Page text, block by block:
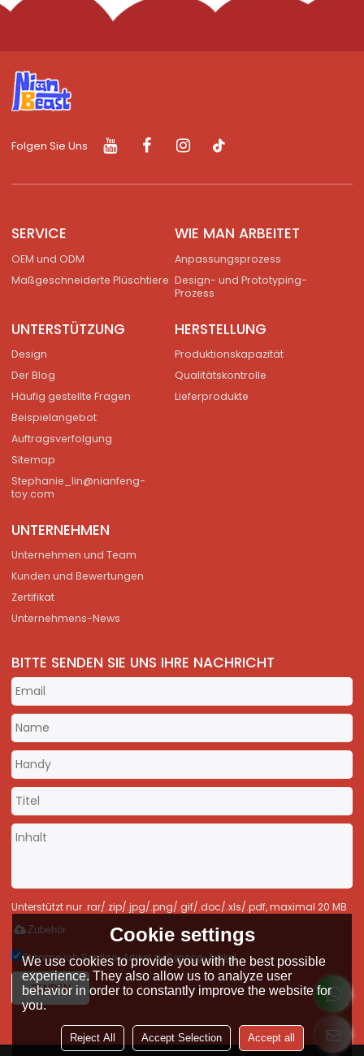
Folgen Sie Uns
SERVICE
OEM und ODM
Maßgeschneiderte Plüschtiere
WIE MAN ARBEITET
Anpassungsprozess
Design- und Prototyping-
Prozess
UNTERSTÜTZUNG
Design
Der Blog
Häufig gestellte Fragen
Beispielangebot
Auftragsverfolgung
Sitemap
Stephanie_lin@nianfeng-
toy.com
HERSTELLUNG
Produktionskapazität
Qualitätskontrolle
Lieferprodukte
UNTERNEHMEN
Unternehmen und Team
Kunden und Bewertungen
Zertifikat
Unternehmens-News
BITTE SENDEN SIE UNS IHRE NACHRICHT
Unterstützt nur .rar/.zip/.jpg/.png/.gif/.doc/.xls/.pdf, maximal 20 MB
Zubehör
Stimme ich Service-Artikel zu,Service-Artikel
SENDEN
Cookie settings
We use cookies to provide you with the best possible
experience. They also allow us to analyze user
behavior in order to constantly improve the website for
you.
Reject All Accept Selection Accept all